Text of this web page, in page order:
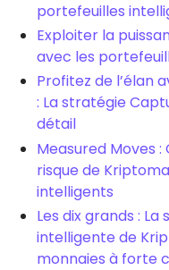
portefeuilles
Exploiter la
avec les
Profitez de l’élan
: La stratégie
détail
Measured Moves
risque de
intelligents
Les dix grands :
intelligente de
monnaies à forte